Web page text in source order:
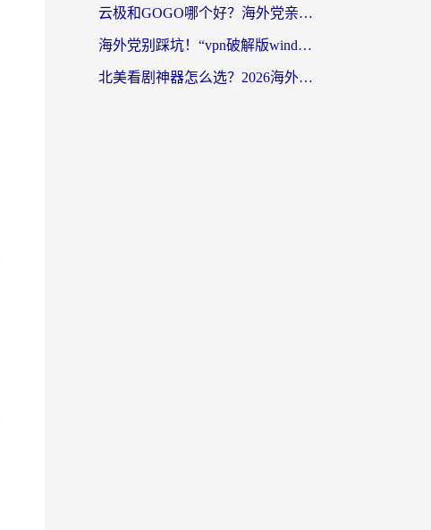
云极和GOGO哪个好？海外党亲测回国加速器选择指南（附iOS免费&Windows VPN实用技巧）
海外党别踩坑！“vpn破解版windows”真的能用？教你选对回国加速器无缝刷国内资源
北美看剧神器怎么选？2026海外华人无缝访问国内资源全攻略